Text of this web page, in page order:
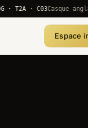
· C03 Casque anglais
Espace